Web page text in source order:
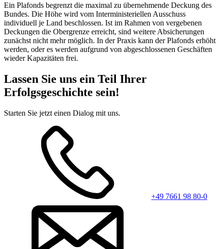
Ein Plafonds begrenzt die maximal zu übernehmende Deckung des
Bundes. Die Höhe wird vom Interministeriellen Ausschuss
individuell je Land beschlossen. Ist im Rahmen von vergebenen
Deckungen die Obergrenze erreicht, sind weitere Absicherungen
zunächst nicht mehr möglich. In der Praxis kann der Plafonds erhöht
werden, oder es werden aufgrund von abgeschlossenen Geschäften
wieder Kapazitäten frei.
Lassen Sie uns ein Teil Ihrer
Erfolgsgeschichte sein!
Starten Sie jetzt einen Dialog mit uns.
+49 7661 98 80-0